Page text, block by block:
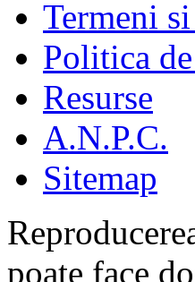
Termeni
Politica
Resurse
A.N.P.C.
Sitemap
poate face